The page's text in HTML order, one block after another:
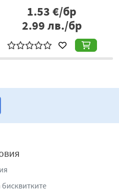
1.53€/бр
2.99лв./бр